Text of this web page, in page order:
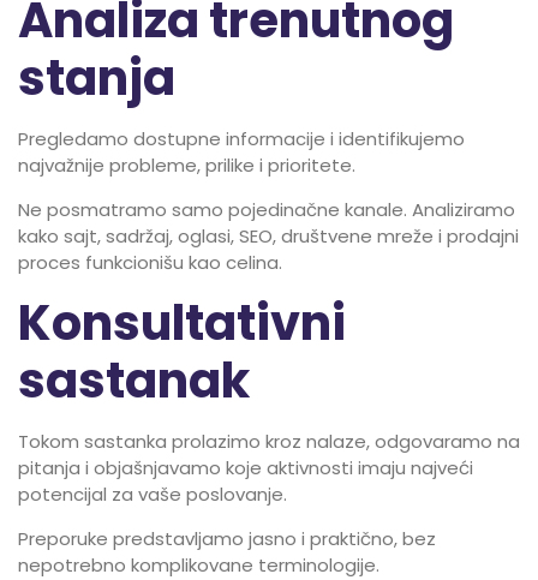
Analiza trenutnog
stanja
Pregledamo dostupne informacije i identifikujemo
najvažnije probleme, prilike i prioritete.
Ne posmatramo samo pojedinačne kanale. Analiziramo
kako sajt, sadržaj, oglasi, SEO, društvene mreže i prodajni
proces funkcionišu kao celina.
Konsultativni
sastanak
Tokom sastanka prolazimo kroz nalaze, odgovaramo na
pitanja i objašnjavamo koje aktivnosti imaju najveći
potencijal za vaše poslovanje.
Preporuke predstavljamo jasno i praktično, bez
nepotrebno komplikovane terminologije.